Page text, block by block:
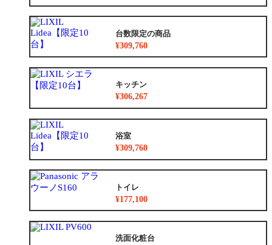
台数限定の商品
¥309,760
キッチン
¥306,267
浴室
¥309,760
トイレ
¥177,100
洗面化粧台